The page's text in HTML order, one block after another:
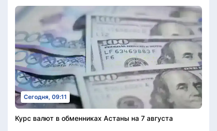
Сегодня, 09:11
Курс валют в обменниках Астаны на 7 августа